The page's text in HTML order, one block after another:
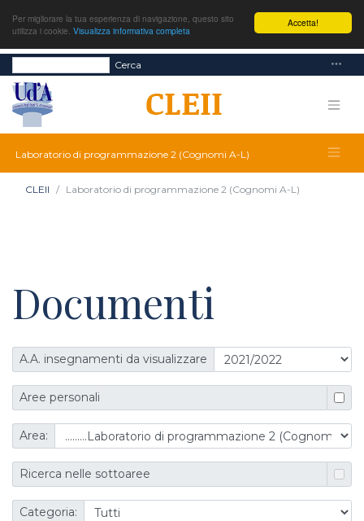
Accetta!
Per migliorare la tua esperienza di navigazione, questo sito
utilizza i cookie. Visualizza informativa completa
Cerca
Laboratorio di programmazione 2 (Cognomi A-L)
CLEII Laboratorio di programmazione 2 (Cognomi A-L)
Documenti
A.A. insegnamenti da visualizzare
Aree personali
Area:
Ricerca nelle sottoaree
Categoria: